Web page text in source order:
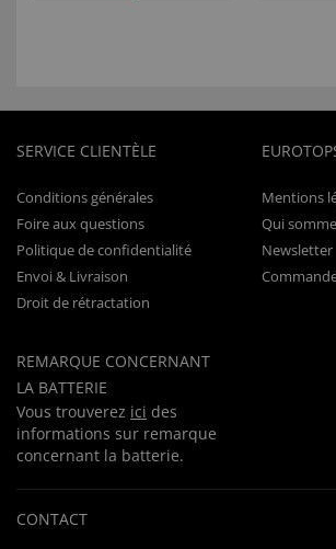
SERVICE CLIENTÈLE
Conditions générales
Foire aux questions
Politique de confidentialité
Envoi & Livraison
Droit de rétractation
REMARQUE CONCERNANT
LA BATTERIE
Vous trouverez ici des
informations sur remarque
concernant la batterie.
Mentions
Qui
Newsletter
CONTACT